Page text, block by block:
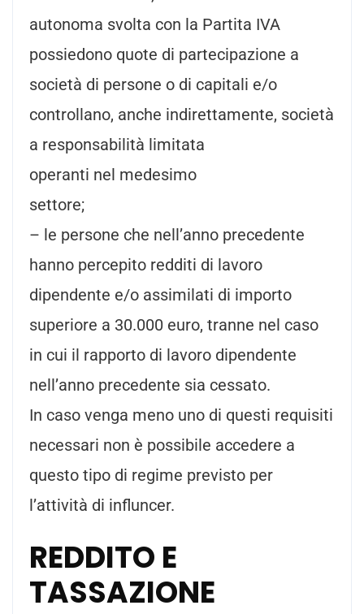
autonoma svolta con la Partita IVA
possiedono quote di partecipazione a
società di persone o di capitali e/o
controllano, anche indirettamente, società
a responsabilità limitata
operanti nel medesimo
– le persone che nell’anno precedente
hanno percepito redditi di lavoro
dipendente e/o assimilati di importo
superiore a 30.000 euro, tranne nel caso
in cui il rapporto di lavoro dipendente
nell’anno precedente sia cessato.
In caso venga meno uno di questi requisiti
necessari non è possibile accedere a
questo tipo di regime previsto per
l’attività di influncer.
REDDITO E
TASSAZIONE